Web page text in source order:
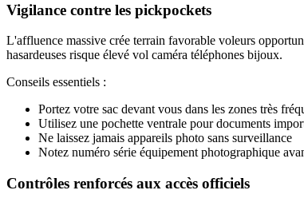
Vigilance contre les pickpockets
L'affluence massive crée terrain favorable voleurs
hasardeuses risque élevé vol caméra téléphones bijoux.
Conseils essentiels :
Portez votre sac devant vous dans les zones très
Utilisez une pochette ventrale pour documents
Ne laissez jamais appareils photo sans surveillance
Notez numéro série équipement photographique
Contrôles renforcés aux accès officiels